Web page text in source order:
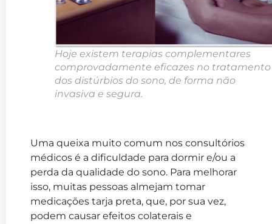
Hoje existem terapias complementares
comprovadamente eficazes no tratamento
dos distúrbios do sono, de forma não
invasiva e segura.
Uma queixa muito comum nos consultórios
médicos é a dificuldade para dormir e/ou a
perda da qualidade do sono. Para melhorar
isso, muitas pessoas almejam tomar
medicações tarja preta, que, por sua vez,
podem causar efeitos colaterais e